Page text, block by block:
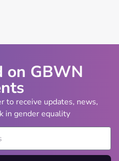
on GBWN
to receive updates, news,
in gender equality